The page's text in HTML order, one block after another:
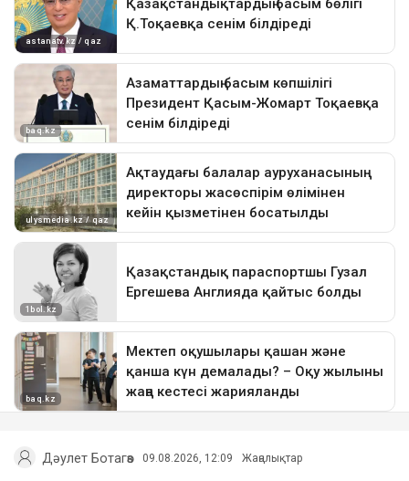
Дәулет Ботагөз 09.08.2026, 12:09 Жаңалықтар